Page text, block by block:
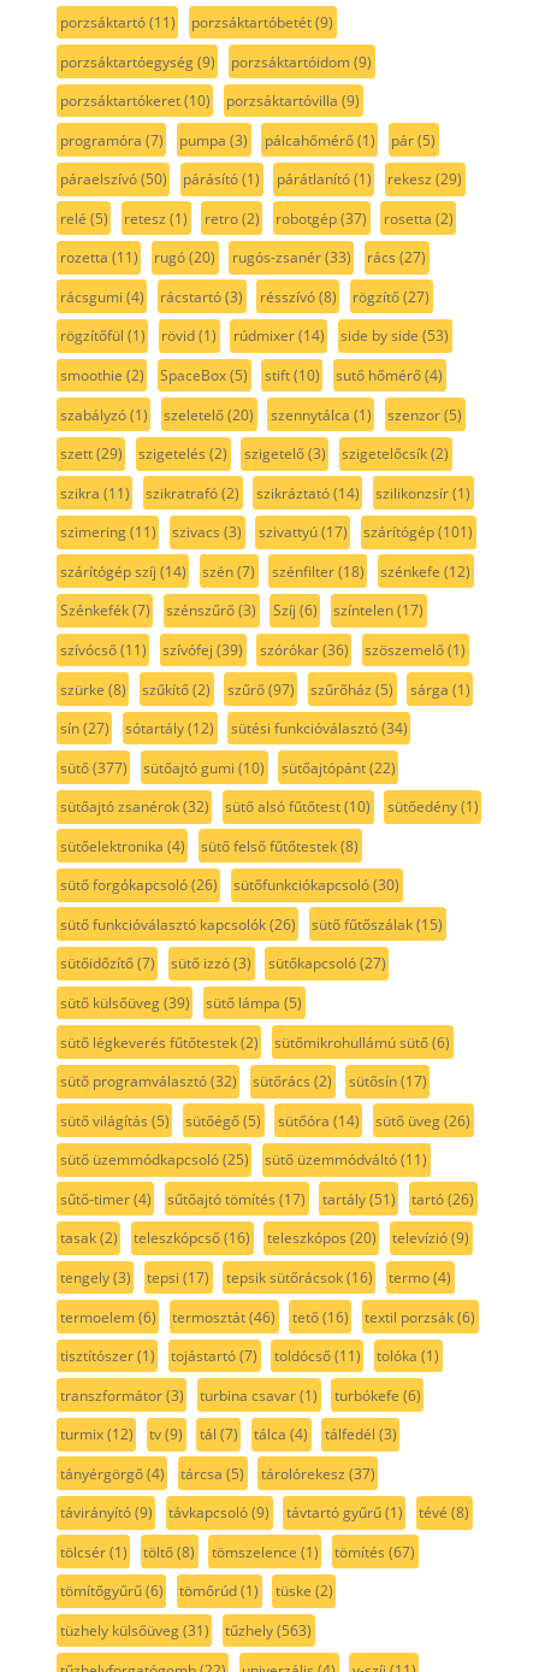
porzsáktartó(11) porzsáktartóbetét(9)
porzsáktartóegység(9) porzsáktartóidom(9)
porzsáktartókeret(10) porzsáktartóvilla (9)
programóra (7) pumpa (3) pálcahőmérő(1) pár(5)
páraelszívó(50) párásító(1) párátlanító(1) rekesz (29)
relé (5) retesz (1) retro(2) robotgép(37) rosetta (2)
rozetta (11) rugó(20) rugós-zsanér(33) rács (27)
rácsgumi (4) rácstartó(3) résszívó(8) rögzítő(27)
rögzítőfül (1) rövid(1) rúdmixer(14) side by side (53)
smoothie (2) SpaceBox(5) stift(10) sutő hőmérő(4)
szabályzó(1) szeletelő(20) szennytálca (1) szenzor(5)
szett(29) szigetelés (2) szigetelő(3) szigetelőcsík(2)
szikra (11) szikratrafó(2) szikráztató(14) szilikonzsír(1)
szimering(11) szivacs (3) szivattyú(17) szárítógép(101)
szárítógép szíj (14) szén(7) szénfilter(18) szénkefe (12)
Szénkefék(7) szénszűrő(3) Szíj (6) színtelen(17)
szívócső(11) szívófej (39) szórókar(36) szöszemelő(1)
szürke (8) szűkítő(2) szűrő(97) szűrőház (5) sárga (1)
sín(27) sótartály(12) sütési funkcióválasztó(34)
sütő(377) sütőajtó gumi (10) sütőajtópánt(22)
sütőajtó zsanérok(32) sütő alsó fűtőtest(10) sütőedény(1)
sütőelektronika (4) sütő felső fűtőtestek(8)
sütő forgókapcsoló(26) sütőfunkciókapcsoló(30)
sütő funkcióválasztó kapcsolók(26) sütő fűtőszálak(15)
sütőidőzítő(7) sütő izzó(3) sütőkapcsoló(27)
sütő külsőüveg(39) sütő lámpa (5)
sütő légkeverés fűtőtestek(2) sütőmikrohullámú sütő(6)
sütő programválasztó(32) sütőrács (2) sütősín(17)
sütő világítás (5) sütőégő(5) sütőóra (14) sütő üveg(26)
sütő üzemmódkapcsoló(25) sütő üzemmódváltó(11)
sűtő-timer(4) sűtőajtó tömítés (17) tartály(51) tartó(26)
tasak(2) teleszkópcső(16) teleszkópos (20) televízió(9)
tengely(3) tepsi (17) tepsik sütőrácsok(16) termo(4)
termoelem(6) termosztát(46) tető(16) textil porzsák(6)
tisztítószer(1) tojástartó(7) toldócső(11) tolóka (1)
transzformátor(3) turbina csavar(1) turbókefe (6)
turmix(12) tv(9) tál (7) tálca (4) tálfedél (3)
tányérgörgő(4) tárcsa (5) tárolórekesz (37)
távirányító(9) távkapcsoló(9) távtartó gyűrű(1) tévé (8)
tölcsér(1) töltő(8) tömszelence (1) tömítés (67)
tömítőgyűrű(6) tömőrúd(1) tüske (2)
tüzhely külsőüveg(31) tűzhely(563)